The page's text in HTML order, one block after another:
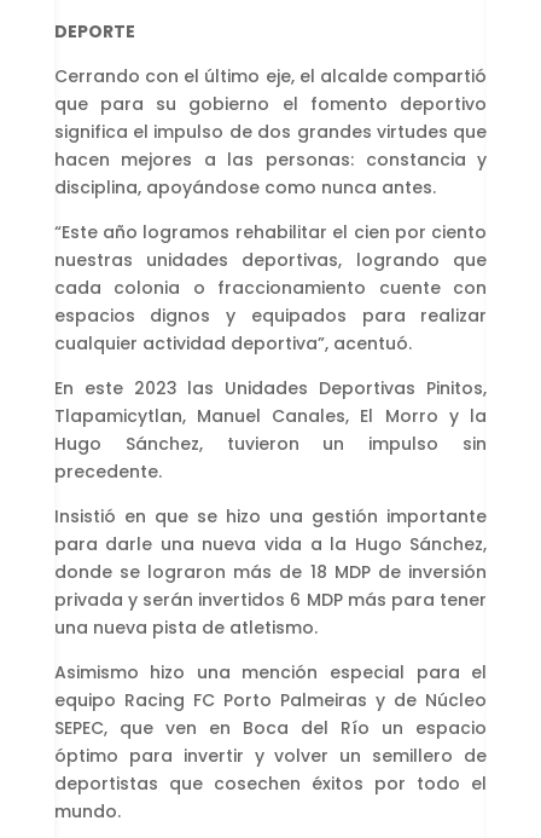
DEPORTE
Cerrando con el último eje, el alcalde compartió
que para su gobierno el fomento deportivo
significa el impulso de dos grandes virtudes que
hacen mejores a las personas: constancia y
disciplina, apoyándose como nunca antes.
“Este año logramos rehabilitar el cien por ciento
nuestras unidades deportivas, logrando que
cada colonia o fraccionamiento cuente con
espacios dignos y equipados para realizar
cualquier actividad deportiva”, acentuó.
En este 2023 las Unidades Deportivas Pinitos,
Tlapamicytlan, Manuel Canales, El Morro y la
Hugo Sánchez, tuvieron un impulso sin
precedente.
Insistió en que se hizo una gestión importante
para darle una nueva vida a la Hugo Sánchez,
donde se lograron más de 18 MDP de inversión
privada y serán invertidos 6 MDP más para tener
una nueva pista de atletismo.
Asimismo hizo una mención especial para el
equipo Racing FC Porto Palmeiras y de Núcleo
SEPEC, que ven en Boca del Río un espacio
óptimo para invertir y volver un semillero de
deportistas que cosechen éxitos por todo el
mundo.